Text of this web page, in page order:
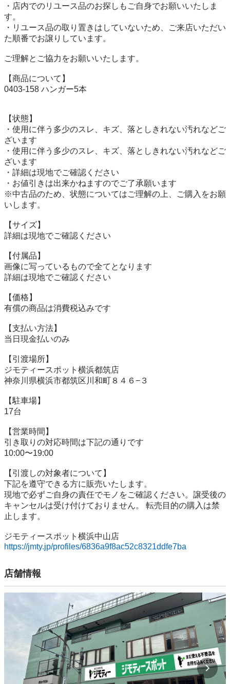
・店内でのリユース品のお探しもご自身でお願いいたしま
す。
・リユース品の取り置きはしていないため、ご来店いただい
た順番でお譲りしています。
ご理解とご協力をお願いいたします。
【商品について】
0403-158 ハンガー5本
【状態】
・使用に伴う多少のスレ、キズ、落としきれない汚れなどご
ざいます
・使用に伴う多少のスレ、キズ、落としきれない汚れなどご
ざいます
・詳細は現地でご確認ください
・お値引きは出来かねますのでご了承願います
※中古品のため、状態についてはご理解の上、ご購入をお願
いします。
【サイズ】
詳細は現地でご確認ください
【付属品】
画像に写っているもので全てとなります
詳細は現地でご確認ください
【価格】
有償の商品は消費税込みです
【⽀払い⽅法】
当⽇現⾦払いのみ
【引渡場所】
ジモティースポット横浜都筑店
神奈川県横浜市都筑区川和町８４６−３
【駐⾞場】
17台
【営業時間】
引き取りの対応時間は下記の通りです
10:00〜19:00
【引渡しの対象者について】
下記を遵守できる⽅に販売いたします。
現地で必ずご⾃⾝の責任でモノをご確認ください。譲受後の
キャンセルは受け付けておりません。 転売⽬的の購⼊は禁
⽌します。
https://jmty.jp/profiles/6836a9f8ac52c8321ddfe7ba
店舗情報